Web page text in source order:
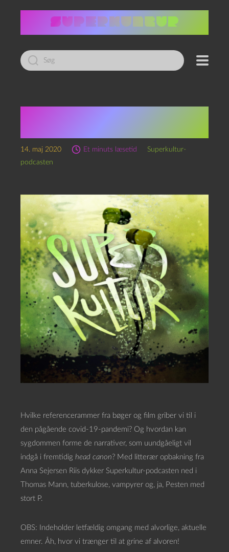
Led
efter:
14. maj 2020 Et minuts læsetid
Superkultur-
podcasten
Hvilke referencerammer fra bøger og film griber vi til i
den pågående covid-19-pandemi? Og hvordan kan
sygdommen forme de narrativer, som uundgåeligt vil
indgå i fremtidig head canon? Med litterær opbakning fra
Anna Sejersen Riis dykker Superkultur-podcasten ned i
Thomas Mann, tuberkulose, vampyrer og, ja, Pesten med
stort P.
OBS: Indeholder letfældig omgang med alvorlige, aktuelle
emner. Åh, hvor vi trænger til at grine af alvoren!